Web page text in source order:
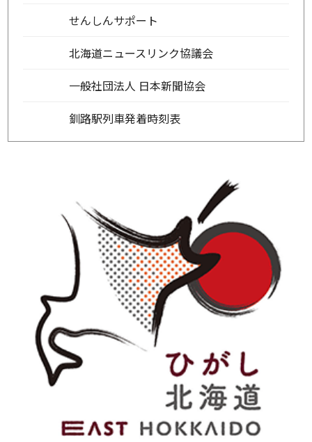
せんしんサポート
北海道ニュースリンク協議会
一般社団法人 日本新聞協会
釧路駅列車発着時刻表